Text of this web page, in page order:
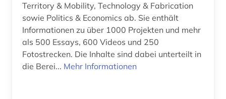
Territory & Mobility, Technology & Fabrication
sowie Politics & Economics ab. Sie enthält
Informationen zu über 1000 Projekten und mehr
als 500 Essays, 600 Videos und 250
Fotostrecken. Die Inhalte sind dabei unterteilt in
die Berei... Mehr Informationen